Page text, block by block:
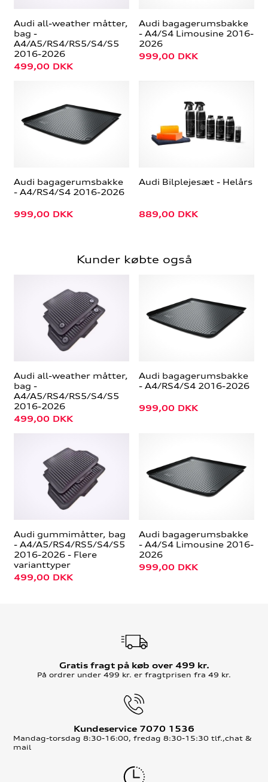
Audi all-weather måtter,
bag -
A4/A5/RS4/RS5/S4/S5
2016-2026
499,00 DKK
Audi bagagerumsbakke
- A4/S4 Limousine 2016-
2026
999,00 DKK
Audi bagagerumsbakke
- A4/RS4/S4 2016-2026
999,00 DKK
Audi Bilplejesæt - Helårs
889,00 DKK
Kunder købte også
Audi all-weather måtter,
bag -
A4/A5/RS4/RS5/S4/S5
2016-2026
499,00 DKK
Audi bagagerumsbakke
- A4/RS4/S4 2016-2026
999,00 DKK
Audi gummimåtter, bag
- A4/A5/RS4/RS5/S4/S5
2016-2026 - Flere
varianttyper
499,00 DKK
Audi bagagerumsbakke
- A4/S4 Limousine 2016-
2026
999,00 DKK
Gratis fragt på køb over 499 kr.
På ordrer under 499 kr. er fragtprisen fra 49 kr.
Kundeservice 7070 1536
Mandag-torsdag 8:30-16:00, fredag 8:30-15:30 tlf.,chat &
mail